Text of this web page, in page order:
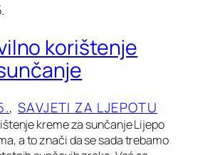
korištenje
, SAVJETI ZA LJEPOTU
kreme za sunčanje Lijepo
a to znači da se sada trebamo